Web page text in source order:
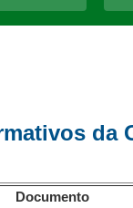
da
Documento